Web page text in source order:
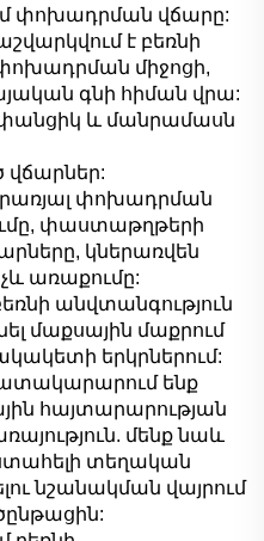
փոխադրման վճարը:
է բեռնի
միջոցի,
գնի հիման վրա:
և մանրամասն
վճարներ:
փոխադրման
փաստաթղթերի
կներառվեն
առաքումը:
անվտանգություն
մաքսային մաքրում
երկրներում:
ենք
հայտարարության
մենք նաև
տեղական
նշանակման վայրում